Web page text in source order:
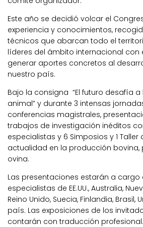
Este año se decidió volcar el
experiencia y conocimientos,
técnicos que abarcan todo el
líderes del ámbito internacional con
generar aportes concretos al
nuestro país.
Bajo la consigna “El futuro desafía
animal” y durante 3 intensas
conferencias magistrales,
trabajos de investigación inéditos
especialistas y 6 Simposios y 1
actualidad en la producción bovina,
ovina.
Las presentaciones estarán a
especialistas de EE.UU., Australia,
Reino Unido, Suecia, Finlandia, Brasil,
país. Las exposiciones de los
contarán con traducción profesional.